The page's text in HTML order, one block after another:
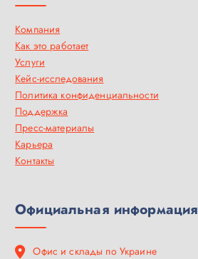
Компания
Как это работает
Услуги
Кейс-исследования
Политика конфиденциальности
Поддержка
Пресс-материалы
Карьера
Контакты
Официальная информация
Офис и склады по Украине